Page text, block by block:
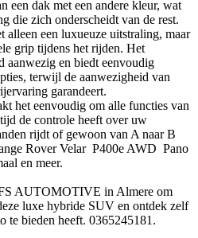
een dak met een andere kleur, wat
die zich onderscheidt van de rest.
alleen een luxueuze uitstraling, maar
grip tijdens het rijden. Het
aanwezig en biedt eenvoudig
terwijl de aanwezigheid van
garandeert.
het eenvoudig om alle functies van
de controle heeft over uw
rijdt of gewoon van A naar B
Rover Velar P400e AWD Pano
en meer.
AUTOMOTIVE in Almere om
luxe hybride SUV en ontdek zelf
te bieden heeft. 0365245181.